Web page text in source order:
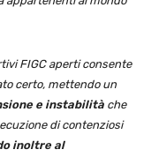
FIGC aperti consente
certo, mettendo un
e instabilità che
di contenziosi
inoltre al